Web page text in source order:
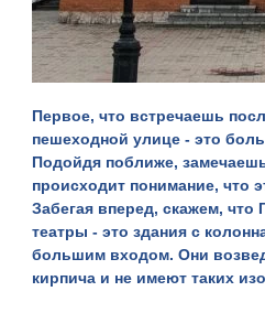
Первое, что встречаешь
пешеходной улице - это
Подойдя поближе,
происходит понимание, что
Забегая вперед, скажем, что
театры - это здания с
большим входом. Они
кирпича и не имеют таких